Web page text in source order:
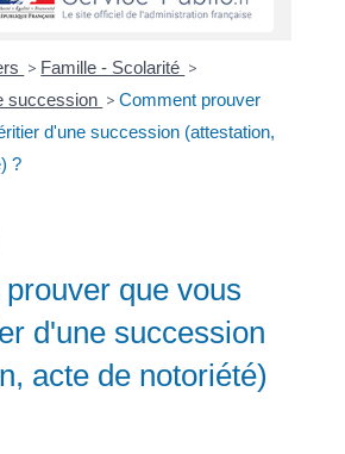
> Famille - Scolarité >
succession > Comment prouver
d'une succession (attestation,
?
que vous
d'une succession
acte de notoriété)